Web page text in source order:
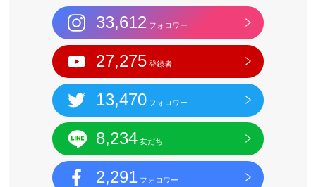
33,612 フォロワー
27,275 登録者
13,470 フォロワー
8,234 友だち
2,291 フォロワー